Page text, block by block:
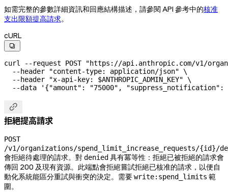
如需完整的參數詳細資訊和回應結構描述，請參閱 API 參考中的核准
支出限額提高請求。
cURL

curl --request POST "https://api.anthropic.com/v1/
  --header
"content-type: application/json" \
  --header
"x-api-key: $ANTHROPIC_ADMIN_KEY" \
  --data
'{"amount": "75000",

拒絕提高請求
POST
/v1/organizations/spend_limit_increase_requests/{id}/
會拒絕待處理的請求。對denied 具有冪等性：拒絕已被拒絕的請求會
傳回 200 及現有資源。此端點會拒絕嘗試拒絕已核准的請求，以便自
動化系統能區分重試與衝突的決定。需要write:spend_limits 範
圍。